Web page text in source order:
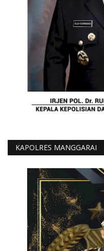
KAPOLRES MANGGARAI